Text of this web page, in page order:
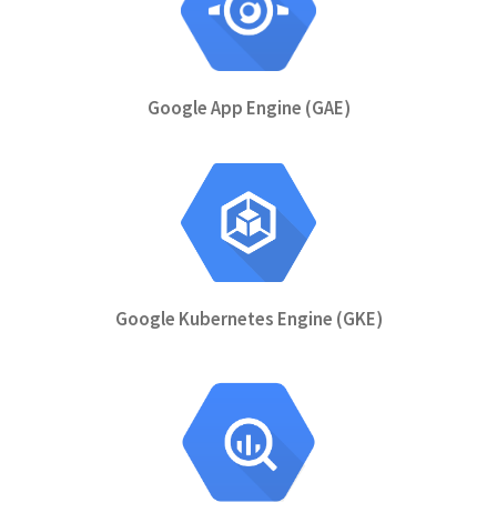
Google App Engine (GAE)
Google Kubernetes Engine (GKE)